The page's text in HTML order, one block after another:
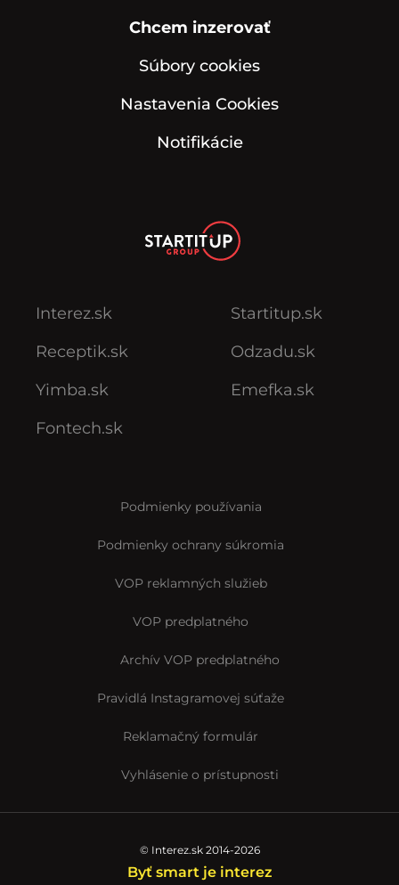
Chcem inzerovať
Súbory cookies
Nastavenia Cookies
Notifikácie
Interez.sk
Receptik.sk
Yimba.sk
Fontech.sk
Startitup.sk
Odzadu.sk
Emefka.sk
Podmienky používania
Podmienky ochrany súkromia
VOP reklamných služieb
VOP predplatného
Archív VOP predplatného
Pravidlá Instagramovej súťaže
Reklamačný formulár
Vyhlásenie o prístupnosti
© Interez.sk 2014-2026
Byť smart je interez